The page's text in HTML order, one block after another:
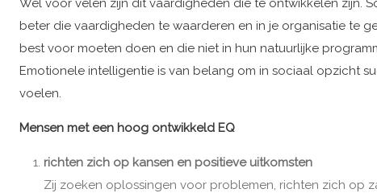
Wel voor velen zijn dit vaardigheden die te ontwikkelen zijn.
beter die vaardigheden te waarderen en in je organisatie te
best voor moeten doen en die niet in hun natuurlijke
Emotionele intelligentie is van belang om in sociaal opzicht
voelen.
Mensen met een hoog ontwikkeld EQ
richten zich op kansen en positieve uitkomsten
Zij zoeken oplossingen voor problemen, richten zich op